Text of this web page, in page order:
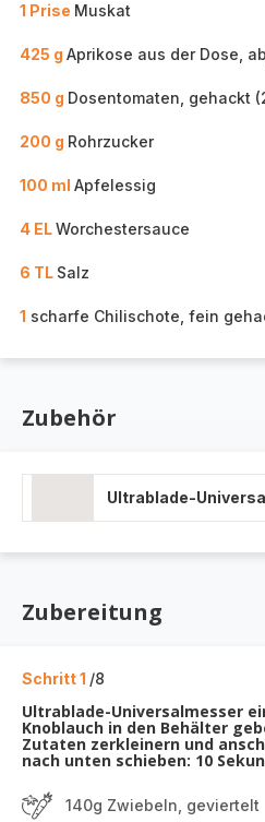
1 Prise Muskat
425 g Aprikose aus der Dose,
850 g Dosentomaten, gehackt
200 g Rohrzucker
100 ml Apfelessig
4 ELWorchestersauce
6 TL Salz
1 scharfe Chilischote, fein
Zubehör
Ultrablade-
Zubereitung
Schritt 1 /8
Ultrablade-Universalmesser
Knoblauch in den Behälter
Zutaten zerkleinern und
nach unten schieben: 10
140g Zwiebeln, geviertelt